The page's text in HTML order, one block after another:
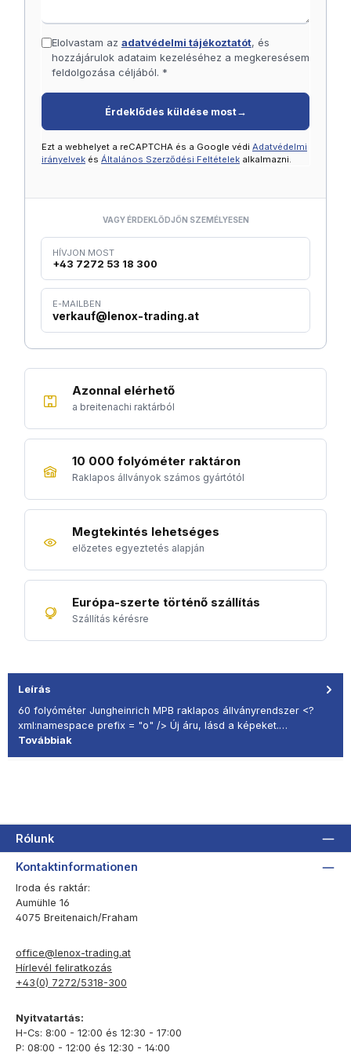
Elolvastam az adatvédelmi tájékoztatót, és
hozzájárulok adataim kezeléséhez a megkeresésem
feldolgozása céljából. *
Érdeklődés küldése most→
Ezt a webhelyet a reCAPTCHA és a Google védi Adatvédelmi
irányelvek és Általános Szerződési Feltételek alkalmazni.
VAGY ÉRDEKLŐDJÖN SZEMÉLYESEN
HÍVJON MOST
+43 7272 53 18 300
E-MAILBEN
verkauf@lenox-trading.at
Azonnal elérhető
a breitenachi raktárból
10 000 folyóméter raktáron
Raklapos állványok számos gyártótól
Megtekintés lehetséges
előzetes egyeztetés alapján
Európa-szerte történő szállítás
Szállítás kérésre
Leírás
60 folyóméter Jungheinrich MPB raklapos állványrendszer <?
xml:namespace prefix = "o" /> Új áru, lásd a képeket.…
Továbbiak
Rólunk
Kontaktinformationen
Iroda és raktár:
Aumühle 16
4075 Breitenaich/Fraham
office@lenox-trading.at
Hírlevél feliratkozás
+43(0) 7272/5318-300
Nyitvatartás:
H-Cs: 8:00 - 12:00 és 12:30 - 17:00
P: 08:00 - 12:00 és 12:30 - 14:00